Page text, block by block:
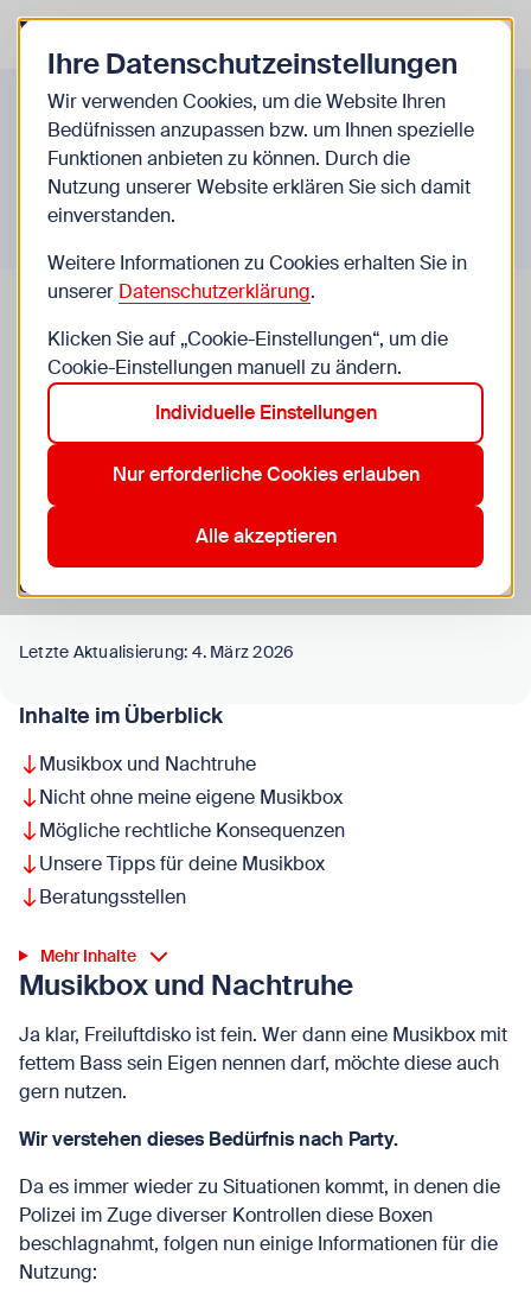
Zurück zur Startseite Zum
Infos A-Z
Party mit Box im öffentlichen
Raum
Wir haben für dich ein paar rechtliche Infos
gesammelt, was du bedenken musst, wenn du im
öffentlichen Raum feierst und deine Musikanlage
oder Musikbox dort aufstellen willst.
Letzte Aktualisierung: 4. März 2026
Inhalte im Überblick
Musikbox und Nachtruhe
Nicht ohne meine eigene Musikbox
Mögliche rechtliche Konsequenzen
Unsere Tipps für deine Musikbox
Beratungsstellen
Mehr Inhalte
Musikbox und Nachtruhe
Ja klar, Freiluftdisko ist fein. Wer dann eine Musikbox mit
fettem Bass sein Eigen nennen darf, möchte diese auch
gern nutzen.
Wir verstehen dieses Bedürfnis nach Party.
Da es immer wieder zu Situationen kommt, in denen die
Polizei im Zuge diverser Kontrollen diese Boxen
beschlagnahmt, folgen nun einige Informationen für die
Nutzung:
Ihre Datenschutzeinstellungen
Wir verwenden Cookies, um die Website Ihren
Bedüfnissen anzupassen bzw. um Ihnen spezielle
Funktionen anbieten zu können. Durch die
Nutzung unserer Website erklären Sie sich damit
einverstanden.
Weitere Informationen zu Cookies erhalten Sie in
unserer Datenschutzerklärung.
Klicken Sie auf „Cookie-Einstellungen“, um die
Cookie-Einstellungen manuell zu ändern.
Individuelle Einstellungen
Nur erforderliche Cookies erlauben
Alle akzeptieren